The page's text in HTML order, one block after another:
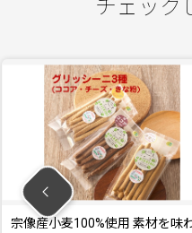
チェック
材を味わう
焼き菓子詰め